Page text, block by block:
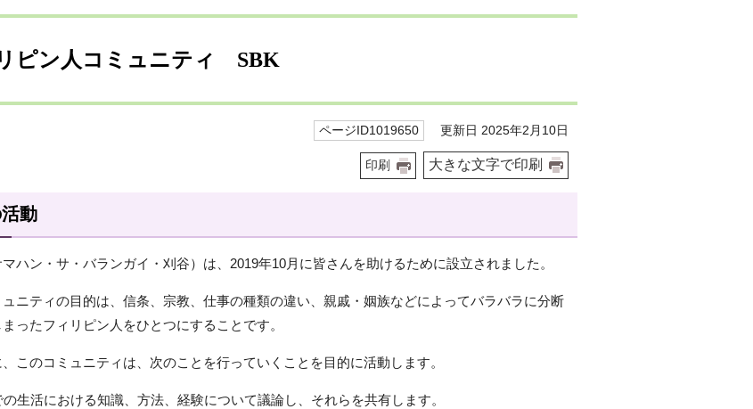
ピン人コミュニティ SBK
ページID1019650 更新日 2025年2月10日
印刷 大きな文字で印刷
動
ハン・サ・バランガイ・刈谷）は、2019年10月に皆さんを助けるために設立されました。
ュニティの目的は、信条、宗教、仕事の種類の違い、親戚・姻族などによってバラバラに分断
ったフィリピン人をひとつにすることです。
このコミュニティは、次のことを行っていくことを目的に活動します。
の生活における知識、方法、経験について議論し、それらを共有します。